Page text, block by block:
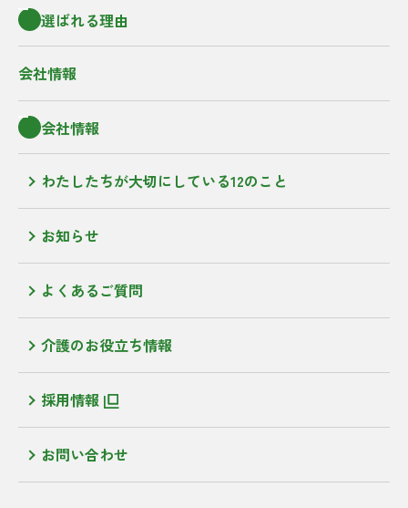
選ばれる理由
会社情報
会社情報
わたしたちが大切にしている12のこと
お知らせ
よくあるご質問
介護のお役立ち情報
採用情報
お問い合わせ